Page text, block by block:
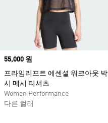
Price
55,000 원
프라임리프트 에센셜 워크아웃 박
시 메시 티셔츠
Women Performance
다른 컬러